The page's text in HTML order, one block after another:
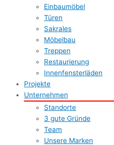
Einbaumöbel
Türen
Sakrales
Möbelbau
Treppen
Restaurierung
Innenfensterläden
Projekte
Unternehmen
Standorte
3 gute Gründe
Team
Unsere Marken